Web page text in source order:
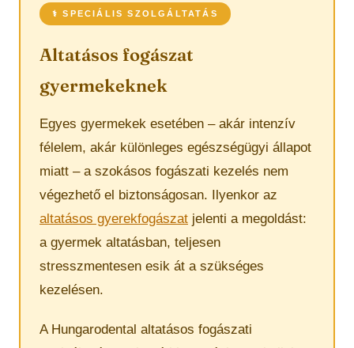
⚕️ SPECIÁLIS SZOLGÁLTATÁS
Altatásos fogászat
gyermekeknek
Egyes gyermekek esetében – akár intenzív
félelem, akár különleges egészségügyi állapot
miatt – a szokásos fogászati kezelés nem
végezhető el biztonságosan. Ilyenkor az
altatásos gyerekfogászat jelenti a megoldást:
a gyermek altatásban, teljesen
stresszmentesen esik át a szükséges
kezelésen.
A Hungarodental altatásos fogászati